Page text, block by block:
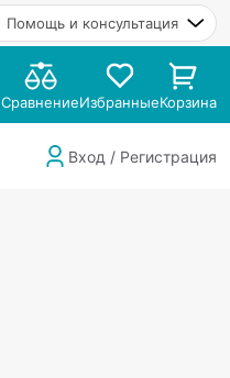
Помощь и консультация
СравнениеИзбранныеКорзина
Вход / Регистрация